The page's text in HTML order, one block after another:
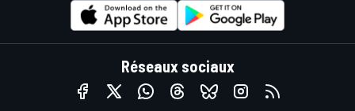
Réseaux sociaux